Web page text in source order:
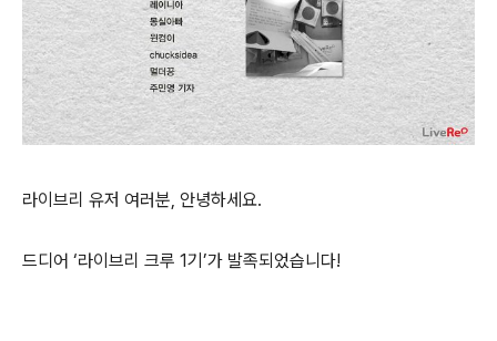
라이브리 유저 여러분, 안녕하세요.
드디어 ‘라이브리 크루 1기’가 발족되었습니다!